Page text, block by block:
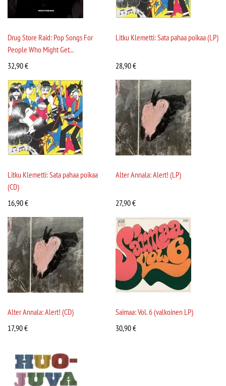
Drug Store Raid: Pop Songs For
People Who Might Get...
32,90€
Litku Klemetti: Sata pahaa poikaa (LP)
28,90€
Litku Klemetti: Sata pahaa poikaa
(CD)
16,90€
Alter Annala: Alert! (LP)
27,90€
Alter Annala: Alert! (CD)
17,90€
Saimaa: Vol. 6 (valkoinen LP)
30,90€